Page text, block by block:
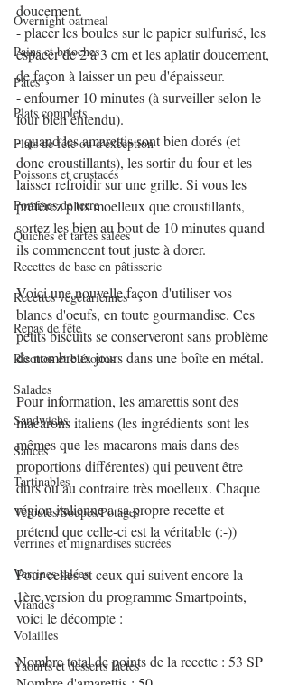
Overnight oatmeal
Pains et brioches
Pâtes
Plats complets
Plats de fête ou d'exception
Poissons et crustacés
Pommes de terre
Quiches et tartes salées
Recettes de base en pâtisserie
Recettes végétariennes
Repas de fête
Risottos et blésottos
Salades
Sandwichs
Sauces
Tartinables
Veloutés/Soupes/Potages
verrines et mignardises sucrées
Verrines salées
Viandes
Volailles
Yaourts et desserts lactés
doucement.
- placer les boules sur le papier sulfurisé, les
espacer de 2 à 3 cm et les aplatir doucement,
de façon à laisser un peu d'épaisseur.
- enfourner 10 minutes (à surveiller selon le
four bien entendu).
- quand les amarettis sont bien dorés (et
donc croustillants), les sortir du four et les
laisser refroidir sur une grille. Si vous les
préférez plus moelleux que croustillants,
sortez les bien au bout de 10 minutes quand
ils commencent tout juste à dorer.
Voici une nouvelle façon d'utiliser vos
blancs d'oeufs, en toute gourmandise. Ces
petits biscuits se conserveront sans problème
de nombreux jours dans une boîte en métal.
Pour information, les amarettis sont des
macarons italiens (les ingrédients sont les
mêmes que les macarons mais dans des
proportions différentes) qui peuvent être
durs ou au contraire très moelleux. Chaque
région italienne a sa propre recette et
prétend que celle-ci est la véritable (:-))
Pour celles et ceux qui suivent encore la
1ère version du programme Smartpoints,
voici le décompte :
Nombre total de points de la recette : 53 SP